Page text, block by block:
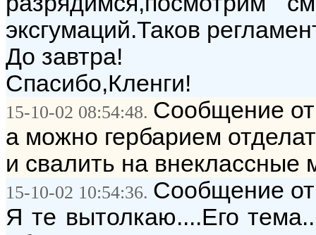
эксгумаций.Таков
До завтра!
Спасибо,Кленги!
15-10-02 08:54:48. Сообщение
а можно гербарием
и свалить на внеклассные
15-10-02 10:54:36. Сообщение
Я те вытолкаю....Его